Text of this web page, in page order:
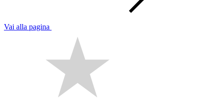
Vai alla pagina